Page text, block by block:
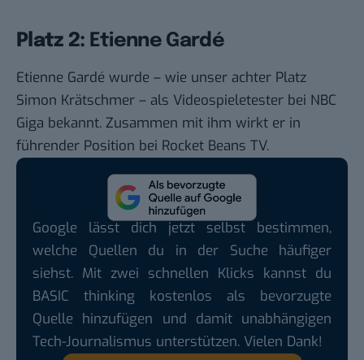
Platz 2: Etienne Gardé
Etienne Gardé wurde – wie unser achter Platz
Simon Krätschmer – als Videospieletester bei NBC
Giga bekannt. Zusammen mit ihm wirkt er in
führender Position bei Rocket Beans TV.
Google lässt dich jetzt selbst bestimmen,
welche Quellen du in der Suche häufiger
siehst. Mit zwei schnellen Klicks kannst du
BASIC thinking kostenlos als bevorzugte
Quelle hinzufügen und damit unabhängigen
Tech-Journalismus unterstützen. Vielen Dank!